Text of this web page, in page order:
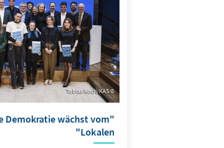
Tobias Koch/KAS
Demokratie wächst vom
Lokalen"